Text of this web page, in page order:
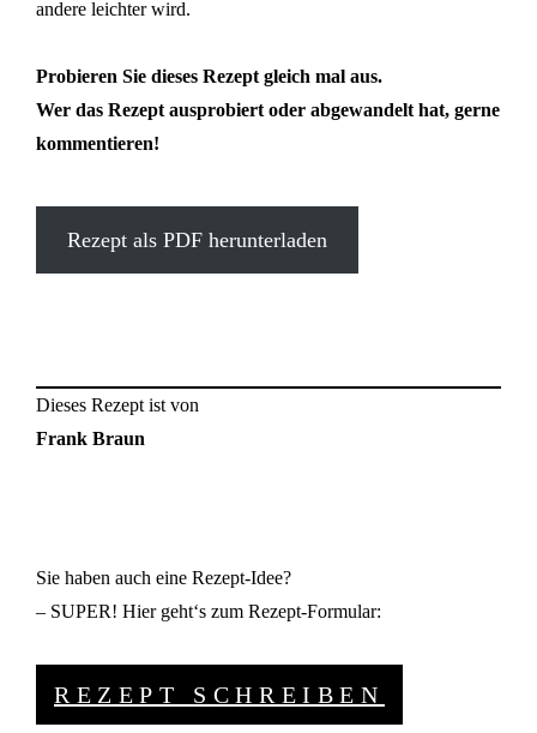
andere leichter wird.
Probieren Sie dieses Rezept gleich mal aus.
Wer das Rezept ausprobiert oder abgewandelt hat, gerne
kommentieren!
Rezept als PDF herunterladen
Dieses Rezept ist von
Frank Braun
Sie haben auch eine Rezept-Idee?
– SUPER! Hier geht‘s zum Rezept-Formular:
REZEPT SCHREIBEN